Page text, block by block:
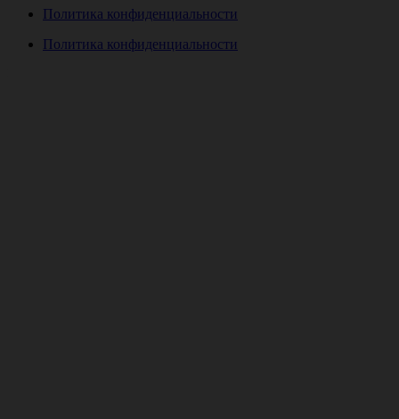
Политика конфиденциальности
Политика конфиденциальности